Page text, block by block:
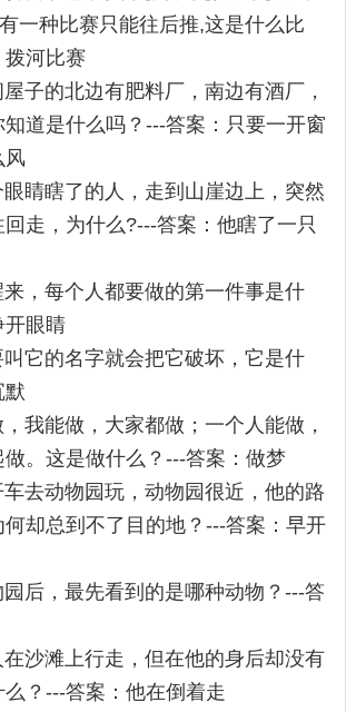
一种比赛只能往后推,这是什么比
河比赛
子的北边有肥料厂，南边有酒厂，
道是什么吗？---答案：只要一开窗
风
睛瞎了的人，走到山崖边上，突然
走，为什么?---答案：他瞎了一只
，每个人都要做的第一件事是什
开眼睛
它的名字就会把它破坏，它是什
默
我能做，大家都做；一个人能做，
。这是做什么？---答案：做梦
去动物园玩，动物园很近，他的路
却总到不了目的地？---答案：早开
后，最先看到的是哪种动物？---答
沙滩上行走，但在他的身后却没有
？---答案：他在倒着走